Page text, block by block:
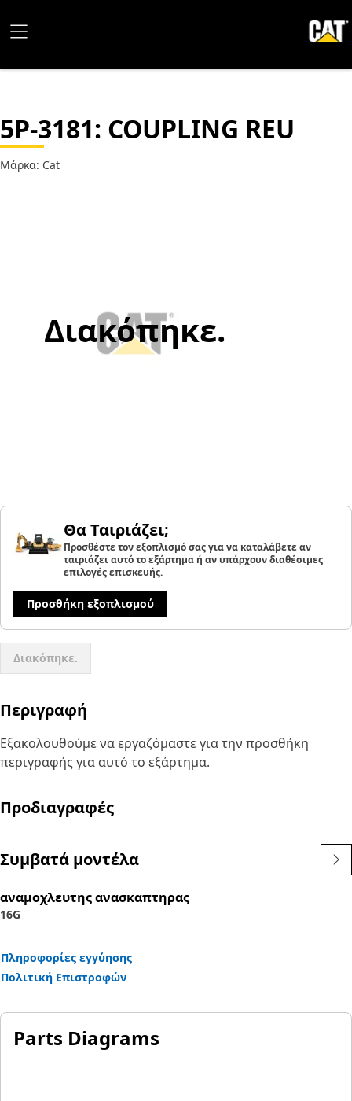
5P-3181: COUPLING REU
Μάρκα: Cat
Διακόπηκε.
Θα Ταιριάζει;
Προσθέστε τον εξοπλισμό σας για να καταλάβετε αν
ταιριάζει αυτό το εξάρτημα ή αν υπάρχουν διαθέσιμες
επιλογές επισκευής.
Προσθήκη εξοπλισμού
Διακόπηκε.
Περιγραφή
Εξακολουθούμε να εργαζόμαστε για την προσθήκη
περιγραφής για αυτό το εξάρτημα.
Προδιαγραφές
Συμβατά μοντέλα
αναμοχλευτης ανασκαπτηρας
16G
Πληροφορίες εγγύησης
Πολιτική Επιστροφών
Parts Diagrams